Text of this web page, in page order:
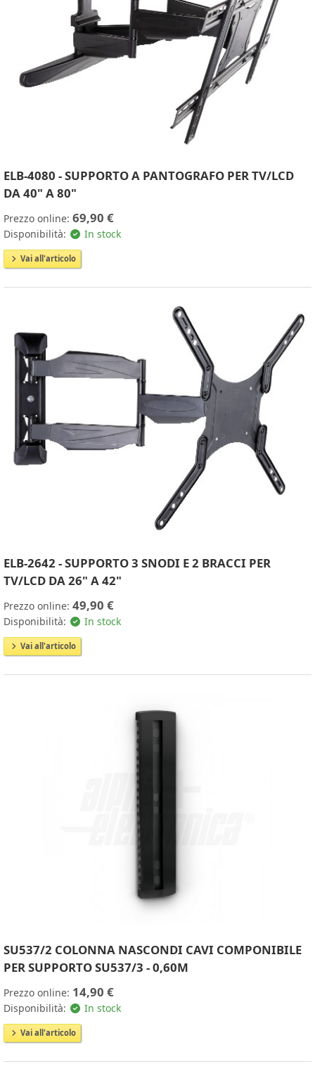
ELB-4080 - SUPPORTO A PANTOGRAFO PER TV/LCD
DA 40" A 80"
Prezzo online: 69,90 €
Disponibilità: In stock
Vai all'articolo
ELB-2642 - SUPPORTO 3 SNODI E 2 BRACCI PER
TV/LCD DA 26" A 42"
Prezzo online: 49,90 €
Disponibilità: In stock
Vai all'articolo
SU537/2 COLONNA NASCONDI CAVI COMPONIBILE
PER SUPPORTO SU537/3 - 0,60M
Prezzo online: 14,90 €
Disponibilità: In stock
Vai all'articolo